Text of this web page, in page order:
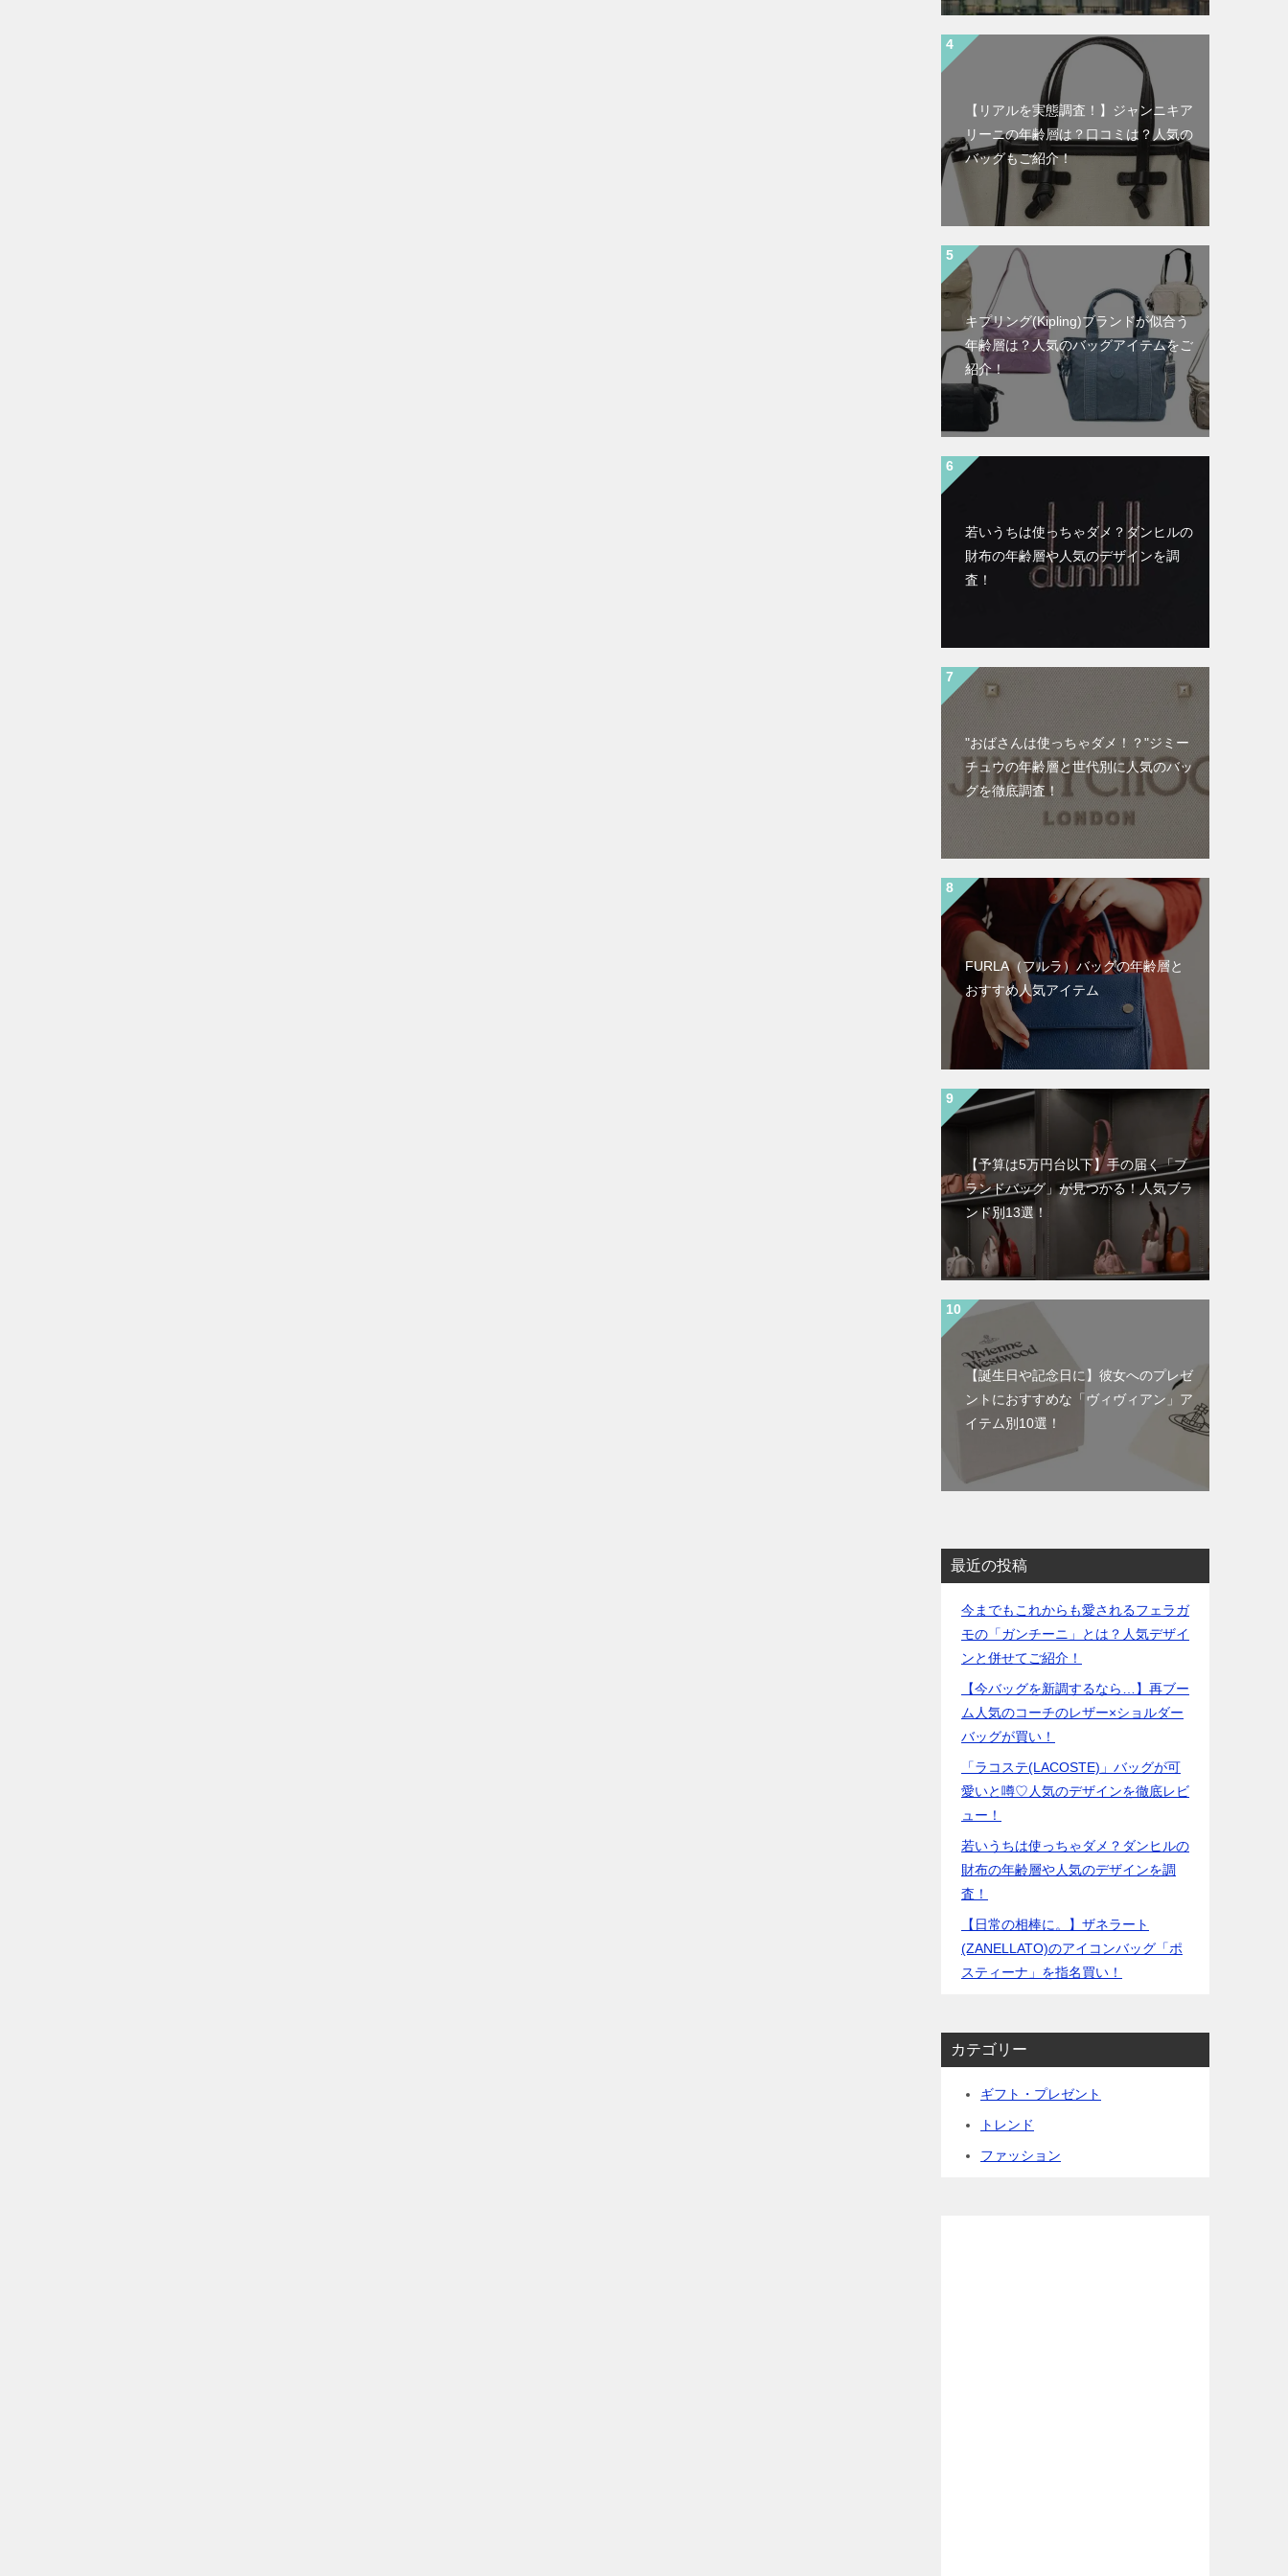
【リアルを実態調査！】ジャンニキア
リーニの年齢層は？口コミは？人気の
バッグもご紹介！
キプリング(Kipling)ブランドが似合う
年齢層は？人気のバッグアイテムをご
紹介！
若いうちは使っちゃダメ？ダンヒルの
財布の年齢層や人気のデザインを調
査！
"おばさんは使っちゃダメ！？"ジミー
チュウの年齢層と世代別に人気のバッ
グを徹底調査！
FURLA（フルラ）バッグの年齢層と
おすすめ人気アイテム
【予算は5万円台以下】手の届く「ブ
ランドバッグ」が見つかる！人気ブラ
ンド別13選！
【誕生日や記念日に】彼女へのプレゼ
ントにおすすめな「ヴィヴィアン」ア
イテム別10選！
最近の投稿
今までもこれからも愛されるフェラガ
モの「ガンチーニ」とは？人気デザイ
ンと併せてご紹介！
【今バッグを新調するなら…】再ブー
ム人気のコーチのレザー×ショルダー
バッグが買い！
「ラコステ(LACOSTE)」バッグが可
愛いと噂♡人気のデザインを徹底レビ
ュー！
若いうちは使っちゃダメ？ダンヒルの
財布の年齢層や人気のデザインを調
査！
【日常の相棒に。】ザネラート
(ZANELLATO)のアイコンバッグ「ポ
スティーナ」を指名買い！
カテゴリー
ギフト・プレゼント
トレンド
ファッション